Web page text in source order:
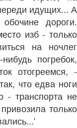
идущих... А
дороги.
изб - только
на ночлег
погребок,
отогреемся, -
что едва ноги
- транспорта не
только